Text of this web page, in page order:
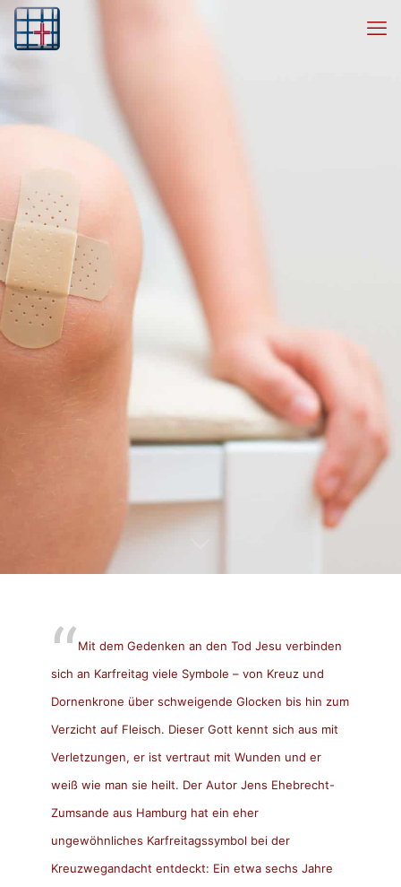
Mit dem Gedenken an den Tod Jesu verbinden
sich an Karfreitag viele Symbole – von Kreuz und
Dornenkrone über schweigende Glocken bis hin zum
Verzicht auf Fleisch. Dieser Gott kennt sich aus mit
Verletzungen, er ist vertraut mit Wunden und er
weiß wie man sie heilt. Der Autor Jens Ehebrecht-
Zumsande aus Hamburg hat ein eher
ungewöhnliches Karfreitagssymbol bei der
Kreuzwegandacht entdeckt: Ein etwa sechs Jahre